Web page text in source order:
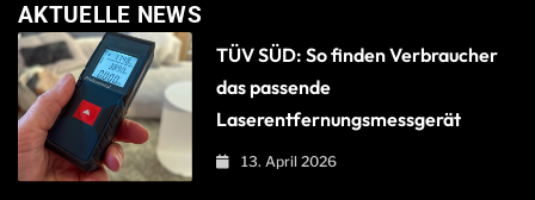
AKTUELLE NEWS
TÜV SÜD: So finden Verbraucher
das passende
Laserentfernungsmessgerät
13. April 2026